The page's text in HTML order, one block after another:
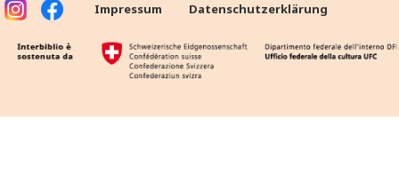
Impressum Datenschutzerklärung